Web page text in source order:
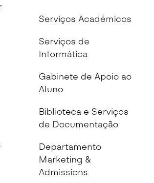
Serviços Académicos
Serviços de
Informática
Gabinete de Apoio ao
Aluno
Biblioteca e Serviços
de Documentação
Departamento
Marketing &
Admissions